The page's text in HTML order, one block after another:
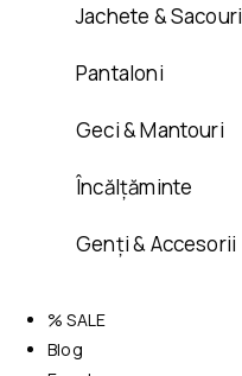
Jachete & Sacouri
Pantaloni
Geci & Mantouri
Încălțăminte
Genți & Accesorii
% SALE
Blog